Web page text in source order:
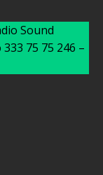
Sound
75 75 246 –